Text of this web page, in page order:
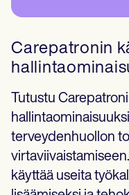
Carepatronin
Tutustu
terveydenhuollon
käyttää useita